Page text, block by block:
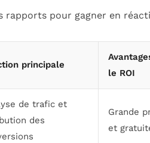
rapports pour gagner en
principale
le ROI
de trafic et
des
Grande
et